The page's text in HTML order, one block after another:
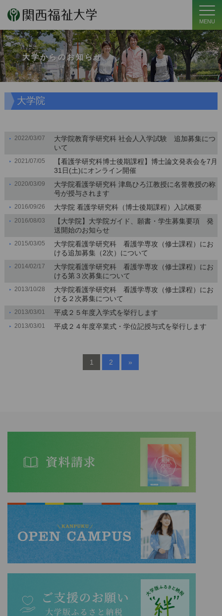
MENU
大学からのお知らせ
大学院
2022/03/07
大学院教育学研究科 社会人入学試験 追加募集につ
いて
2021/07/05
【看護学研究科博士後期課程】博士論文発表会を7月
31日(土)にオンライン開催
2020/03/09
大学院看護学研究科 津島ひろ江教授に名誉教授の称
号が授与されます
2016/09/26 大学院 看護学研究科（博士後期課程）入試概要
2016/08/03
【大学院】大学院ガイド、願書・学生募集要項 発
送開始のお知らせ
2015/03/05
大学院看護学研究科 看護学専攻（修士課程）にお
ける追加募集（2次）について
2014/02/17
大学院看護学研究科 看護学専攻（修士課程）にお
ける第３次募集について
2013/10/28
大学院看護学研究科 看護学専攻（修士課程）にお
ける２次募集について
2013/03/01 平成２５年度入学式を挙行します
2013/03/01 平成２４年度卒業式・学位記授与式を挙行します
1 2 »